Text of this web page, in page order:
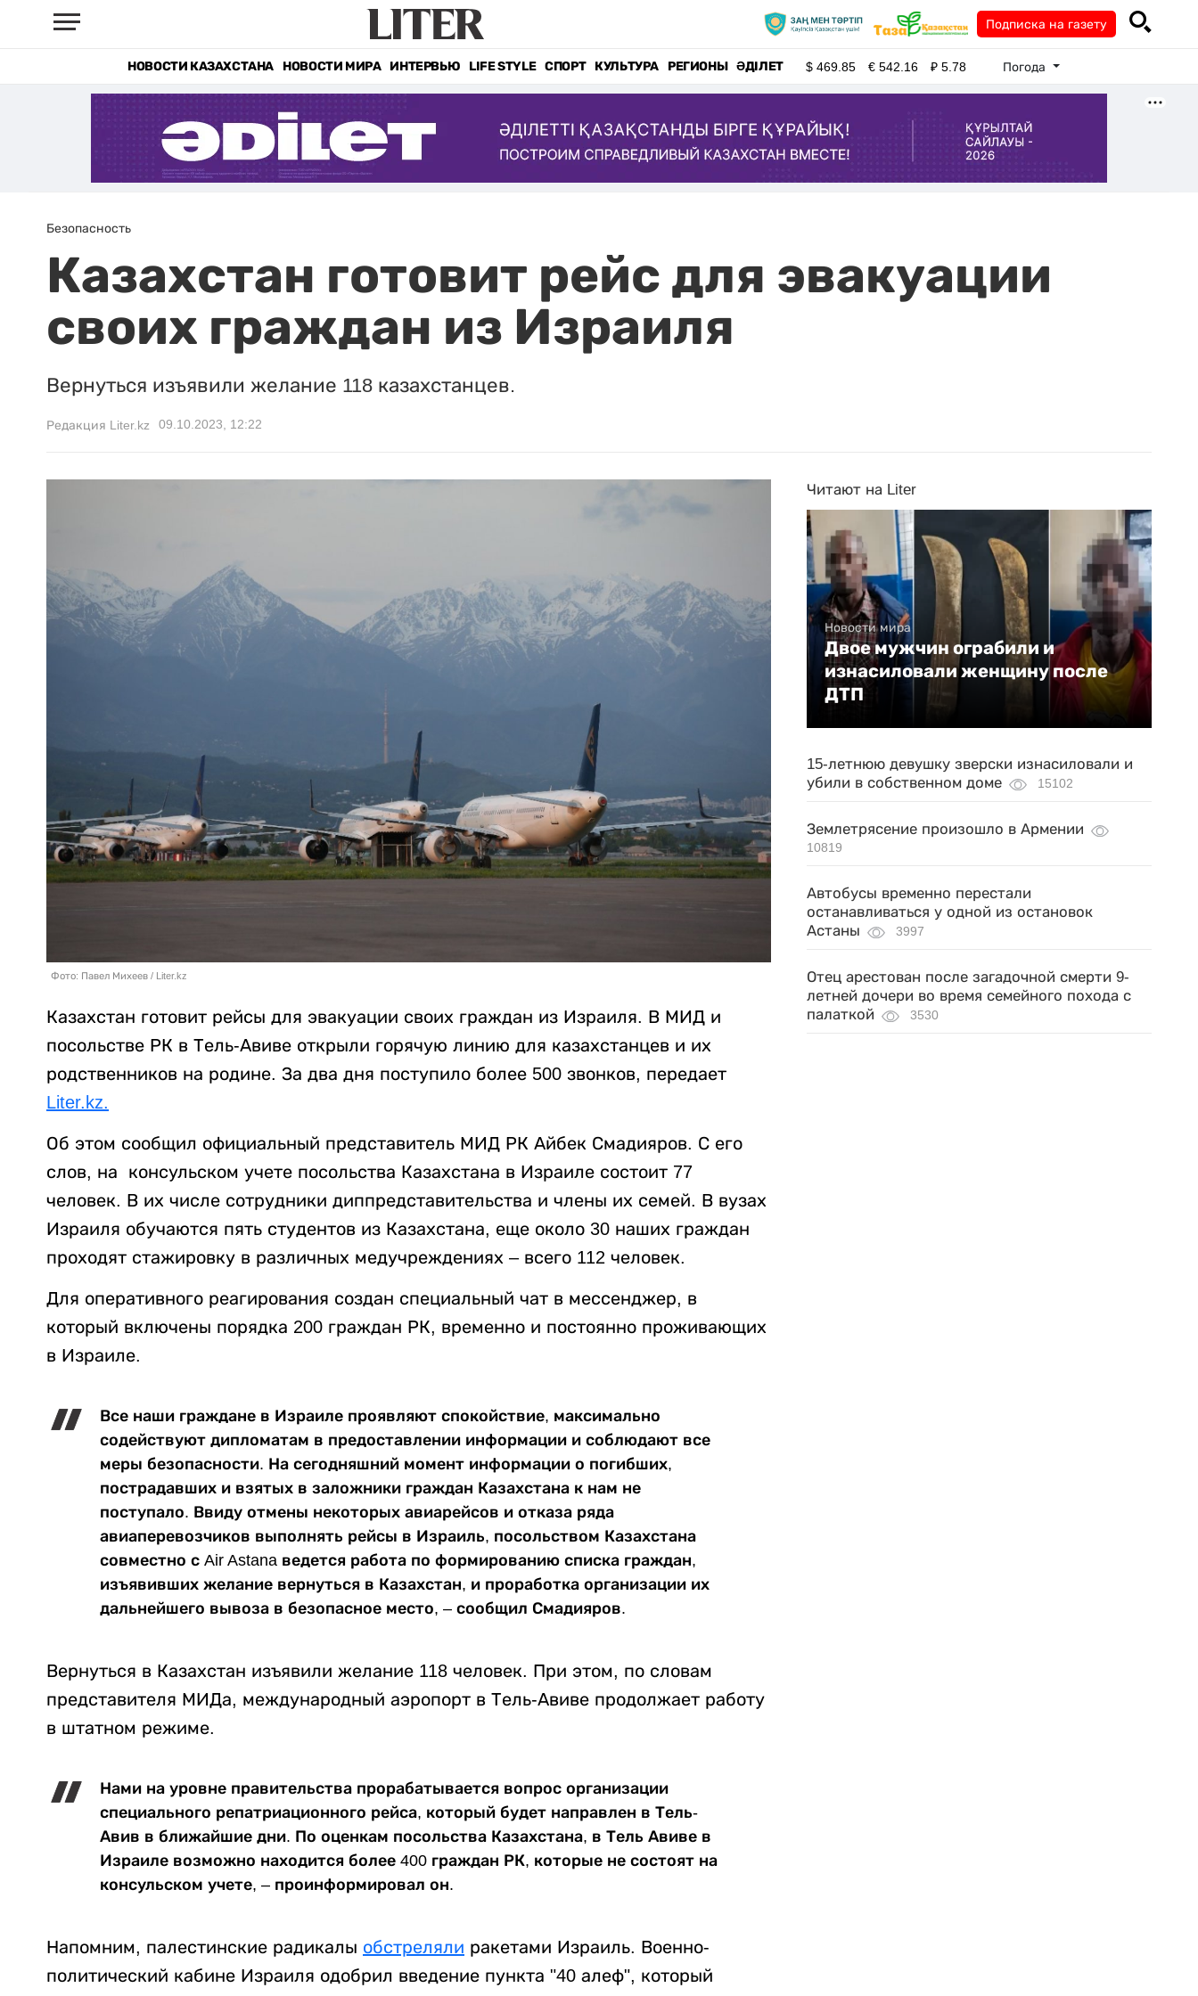
Подписка на газету
НОВОСТИ КАЗАХСТАНА НОВОСТИ МИРА ИНТЕРВЬЮ LIFE STYLE СПОРТ КУЛЬТУРА РЕГИОНЫ ӘДІЛЕТ $469.85 €542.16 ₽5.78 Погода
Безопасность
Казахстан готовит рейс для эвакуации
своих граждан из Израиля
Вернуться изъявили желание 118 казахстанцев.
Редакция Liter.kz 09.10.2023, 12:22
Фото: Павел Михеев / Liter.kz
Казахстан готовит рейсы для эвакуации своих граждан из Израиля. В МИД и
посольстве РК в Тель-Авиве открыли горячую линию для казахстанцев и их
родственников на родине. За два дня поступило более 500 звонков, передает
Liter.kz.
Об этом сообщил официальный представитель МИД РК Айбек Смадияров. С его
слов, на консульском учете посольства Казахстана в Израиле состоит 77
человек. В их числе сотрудники диппредставительства и члены их семей. В вузах
Израиля обучаются пять студентов из Казахстана, еще около 30 наших граждан
проходят стажировку в различных медучреждениях – всего 112 человек.
Для оперативного реагирования создан специальный чат в мессенджер, в
который включены порядка 200 граждан РК, временно и постоянно проживающих
в Израиле.
Все наши граждане в Израиле проявляют спокойствие, максимально
содействуют дипломатам в предоставлении информации и соблюдают все
меры безопасности. На сегодняшний момент информации о погибших,
пострадавших и взятых в заложники граждан Казахстана к нам не
поступало. Ввиду отмены некоторых авиарейсов и отказа ряда
авиаперевозчиков выполнять рейсы в Израиль, посольством Казахстана
совместно с Air Astana ведется работа по формированию списка граждан,
изъявивших желание вернуться в Казахстан, и проработка организации их
дальнейшего вывоза в безопасное место, – сообщил Смадияров.
Вернуться в Казахстан изъявили желание 118 человек. При этом, по словам
представителя МИДа, международный аэропорт в Тель-Авиве продолжает работу
в штатном режиме.
Нами на уровне правительства прорабатывается вопрос организации
специального репатриационного рейса, который будет направлен в Тель-
Авив в ближайшие дни. По оценкам посольства Казахстана, в Тель Авиве в
Израиле возможно находится более 400 граждан РК, которые не состоят на
консульском учете, – проинформировал он.
Напомним, палестинские радикалы обстреляли ракетами Израиль. Военно-
политический кабине Израиля одобрил введение пункта "40 алеф", который
Читают на Liter
Новости мира
Двое мужчин ограбили и
изнасиловали женщину после
ДТП
15-летнюю девушку зверски изнасиловали и
убили в собственном доме
15102
Землетрясение произошло в Армении
10819
Автобусы временно перестали
останавливаться у одной из остановок
Астаны
3997
Отец арестован после загадочной смерти 9-
летней дочери во время семейного похода с
палаткой
3530